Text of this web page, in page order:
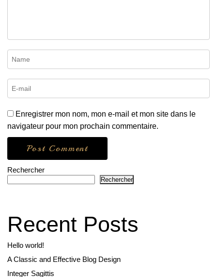
Enregistrer mon nom, mon e-mail et mon site dans le
navigateur pour mon prochain commentaire.
Rechercher
Rechercher
Recent Posts
Hello world!
A Classic and Effective Blog Design
Integer Sagittis